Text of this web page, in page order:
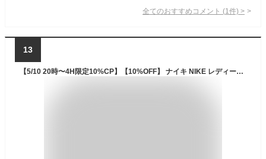
全てのおすすめコメント (1 件) >
13
【5/10 20時〜4H限定10%CP】【10%OFF】 ナイキ NIKE レディース エア マックス アルファ トレーナー 6 AIR MAX FQ1833-003 ワークアウトシューズ ランニングシューズ トレーニング ウォーキング 運動 フィットネス スポーツ ジム